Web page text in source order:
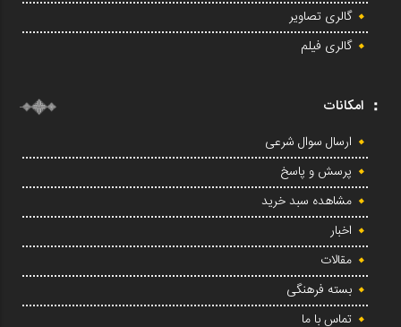
گالری تصاویر
گالری فیلم
امکانات
ارسال سوال شرعی
پرسش و پاسخ
مشاهده سبد خرید
اخبار
مقالات
بسته فرهنگی
تماس با ما